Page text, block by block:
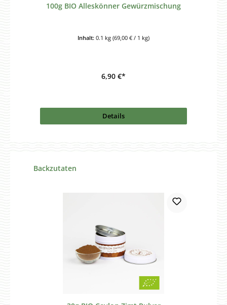
100g BIO Alleskönner Gewürzmischung
Inhalt: 0.1 kg (69,00 € / 1 kg)
6,90 €*
Details
Produktgalerie überspringen
Backzutaten